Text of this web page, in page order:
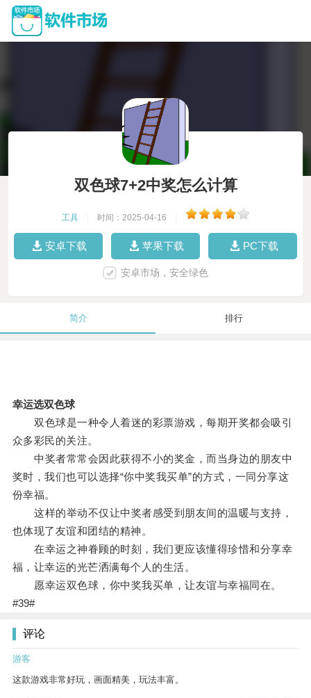
双色球7+2中奖怎么计算
工具 时间：2025-04-16
安卓下载 苹果下载 PC下载
安卓市场，安全绿色
简介 排行
幸运选双色球
双色球是一种令人着迷的彩票游戏，每期开奖都会吸引
众多彩民的关注。
中奖者常常会因此获得不小的奖金，而当身边的朋友中
奖时，我们也可以选择“你中奖我买单”的方式，一同分享这
份幸福。
这样的举动不仅让中奖者感受到朋友间的温暖与支持，
也体现了友谊和团结的精神。
在幸运之神眷顾的时刻，我们更应该懂得珍惜和分享幸
福，让幸运的光芒洒满每个人的生活。
愿幸运双色球，你中奖我买单，让友谊与幸福同在。
#39#
评论
游客
这款游戏非常好玩，画面精美，玩法丰富。